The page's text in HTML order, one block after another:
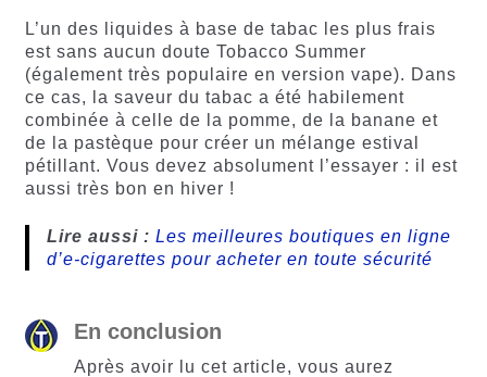
L’un des liquides à base de tabac les plus frais
est sans aucun doute Tobacco Summer
(également très populaire en version vape). Dans
ce cas, la saveur du tabac a été habilement
combinée à celle de la pomme, de la banane et
de la pastèque pour créer un mélange estival
pétillant. Vous devez absolument l’essayer : il est
aussi très bon en hiver !
Lire aussi : Les meilleures boutiques en ligne
d’e-cigarettes pour acheter en toute sécurité
En conclusion
Après avoir lu cet article, vous aurez